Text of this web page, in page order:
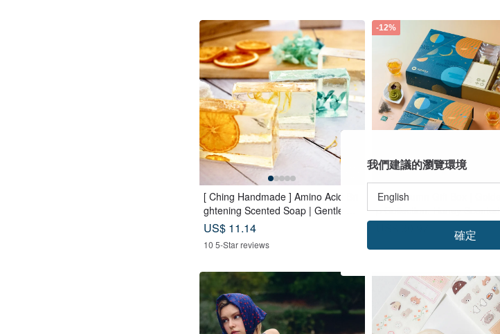
[ Ching Handmade ] Amino Acid Bri
ghtening Scented Soap | Gentle Cl
eansing for Face, Body & Hands
US$ 11.14
10 5-Star reviews
-12%
Mid-Autumn Gift Box |
p Collection: Honey
ags x Double Tea Yolk
Tea Biscuits - Lunar Blue
我們建議的瀏覽環境
確定